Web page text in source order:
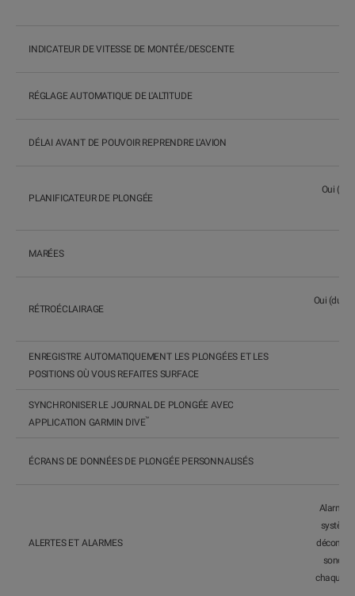
INDICATEUR DE VITESSE DE MONTÉE/DESCENTE
RÉGLAGE AUTOMATIQUE DE L'ALTITUDE
DÉLAI AVANT DE POUVOIR REPRENDRE L'AVION
PLANIFICATEUR DE PLONGÉE
Oui
MARÉES
RÉTROÉCLAIRAGE
Oui
ENREGISTRE AUTOMATIQUEMENT LES PLONGÉES ET LES
POSITIONS OÙ VOUS REFAITES SURFACE
SYNCHRONISER LE JOURNAL DE PLONGÉE AVEC
APPLICATION GARMIN DIVE™
ÉCRANS DE DONNÉES DE PLONGÉE PERSONNALISÉS
ALERTES ET ALARMES
Alarmes
chaque